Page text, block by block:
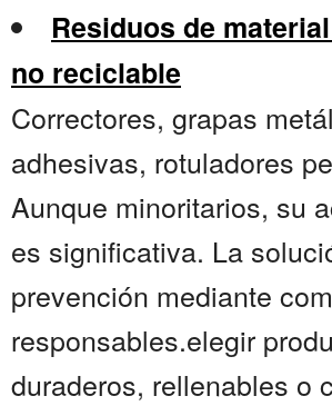
Residuos de
no reciclable
Correctores, grapas
adhesivas, rotuladores
Aunque minoritarios, su
es significativa. La
prevención mediante
responsables.elegir
duraderos, rellenables o